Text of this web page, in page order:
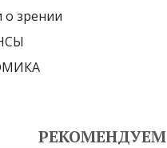
о зрении
РЕКОМЕНДУЕМ